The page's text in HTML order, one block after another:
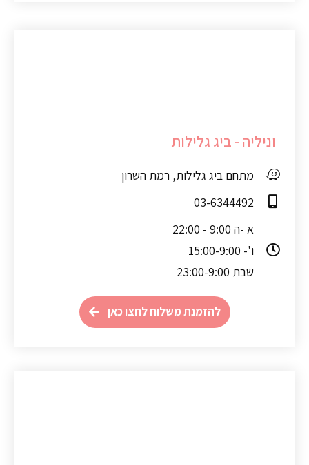
וניליה - ביג גלילות
מתחם ביג גלילות, רמת השרון
03-6344492
א -ה 9:00 - 22:00
ו'- 15:00-9:00
שבת 23:00-9:00
להזמנת משלוח לחצו כאן